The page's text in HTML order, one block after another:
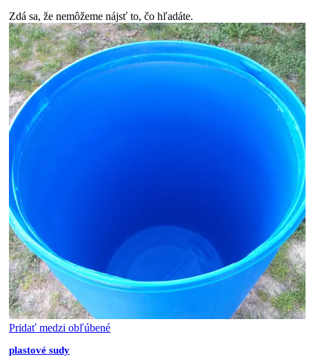
Zdá sa, že nemôžeme nájsť to, čo hľadáte.
Pridať medzi obľúbené
plastové sudy